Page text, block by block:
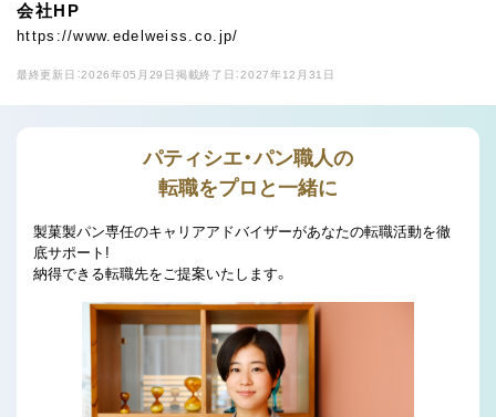
会社HP
https://www.edelweiss.co.jp/
最終更新日：2026年05月29日 掲載終了日：2027年12月31日
パティシエ・パン職人の
転職をプロと一緒に
製菓製パン専任のキャリアアドバイザーがあなたの転職活動を徹
底サポート!
納得できる転職先をご提案いたします。